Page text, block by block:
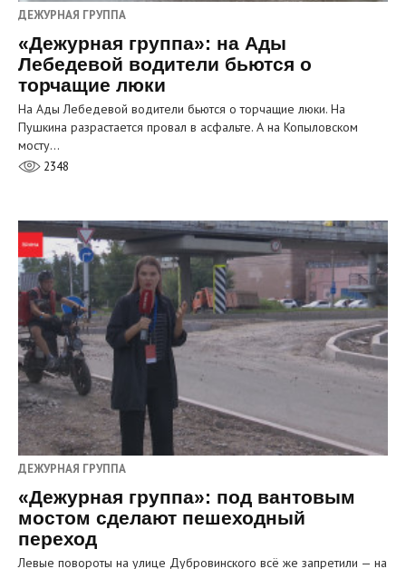
ДЕЖУРНАЯ ГРУППА
«Дежурная группа»: на Ады
Лебедевой водители бьются о
торчащие люки
На Ады Лебедевой водители бьются о торчащие люки. На
Пушкина разрастается провал в асфальте. А на Копыловском
мосту…
2348
ДЕЖУРНАЯ ГРУППА
«Дежурная группа»: под вантовым
мостом сделают пешеходный
переход
Левые повороты на улице Дубровинского всё же запретили — на